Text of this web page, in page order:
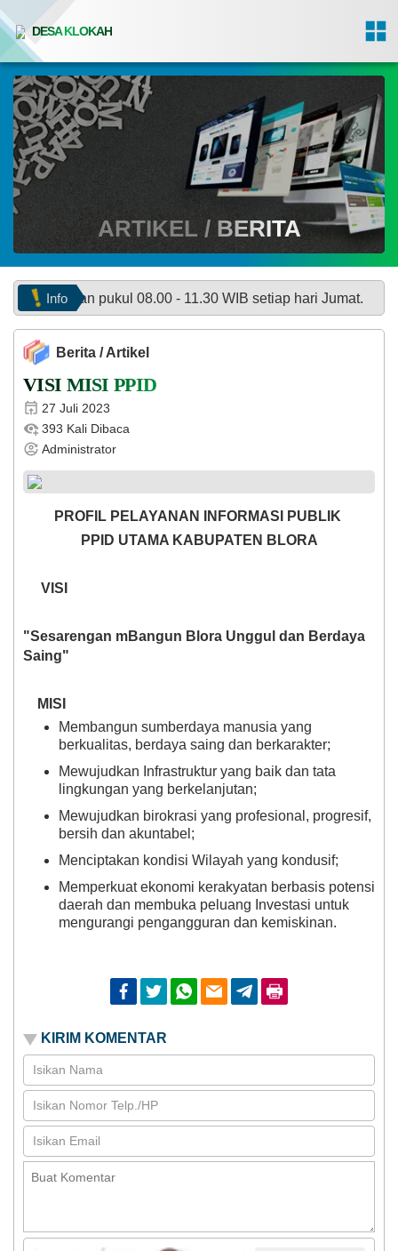
DESA KLOKAH
ARTIKEL / BERITA
Info
pukul 08.00 - 11.30 WIB setiap hari Jumat.
Berita / Artikel
VISI MISI PPID
27 Juli 2023
393 Kali Dibaca
Administrator
PROFIL PELAYANAN INFORMASI PUBLIK
PPID UTAMA KABUPATEN BLORA
VISI
"Sesarengan mBangun Blora Unggul dan Berdaya
Saing"
MISI
Membangun sumberdaya manusia yang
berkualitas, berdaya saing dan berkarakter;
Mewujudkan Infrastruktur yang baik dan tata
lingkungan yang berkelanjutan;
Mewujudkan birokrasi yang profesional, progresif,
bersih dan akuntabel;
Menciptakan kondisi Wilayah yang kondusif;
Memperkuat ekonomi kerakyatan berbasis potensi
daerah dan membuka peluang Investasi untuk
mengurangi pengangguran dan kemiskinan.
Facebook
Twitter Whatsapp
Email Telegram
KIRIM KOMENTAR